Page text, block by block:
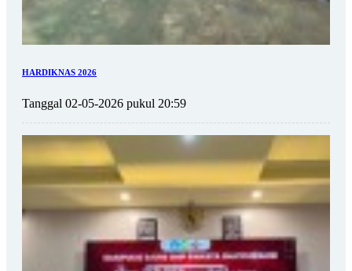
HARDIKNAS 2026
Tanggal 02-05-2026 pukul 20:59